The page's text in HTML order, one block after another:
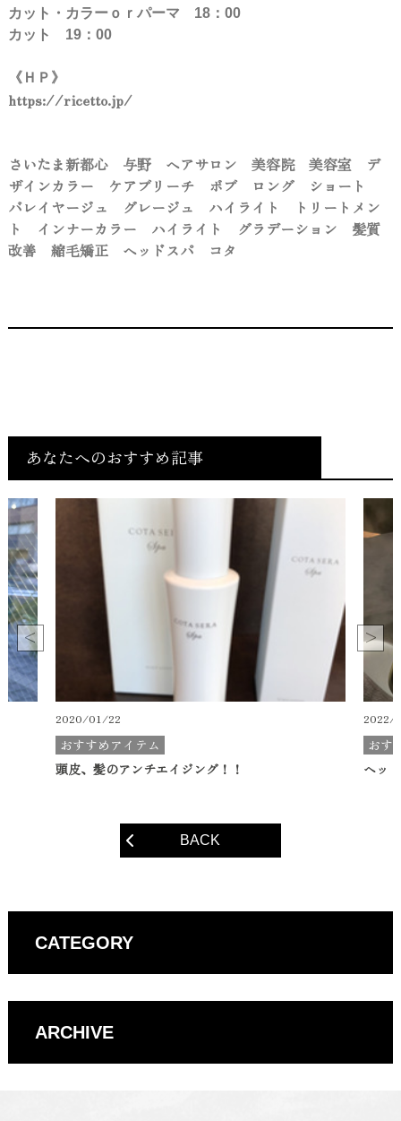
カット・カラーｏｒパーマ 18：00
カット 19：00
《ＨＰ》
https://ricetto.jp/
さいたま新都心 与野 ヘアサロン 美容院 美容室 デ
ザインカラー ケアブリーチ ボブ ロング ショート
バレイヤージュ グレージュ ハイライト トリートメン
ト インナーカラー ハイライト グラデーション 髪質
改善 縮毛矯正 ヘッドスパ コタ
あなたへのおすすめ記事
2022/11/01
おすすめメニュー
ヘッドスパがおすすめです♪
BACK
CATEGORY
ARCHIVE